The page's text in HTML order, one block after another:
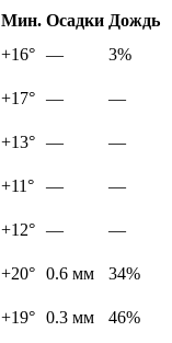
Мин. Осадки Дождь
+16° —
3%
+17° —
—
+13° —
—
+11° —
—
+12° —
—
+20° 0.6 мм
34%
+19° 0.3 мм 46%